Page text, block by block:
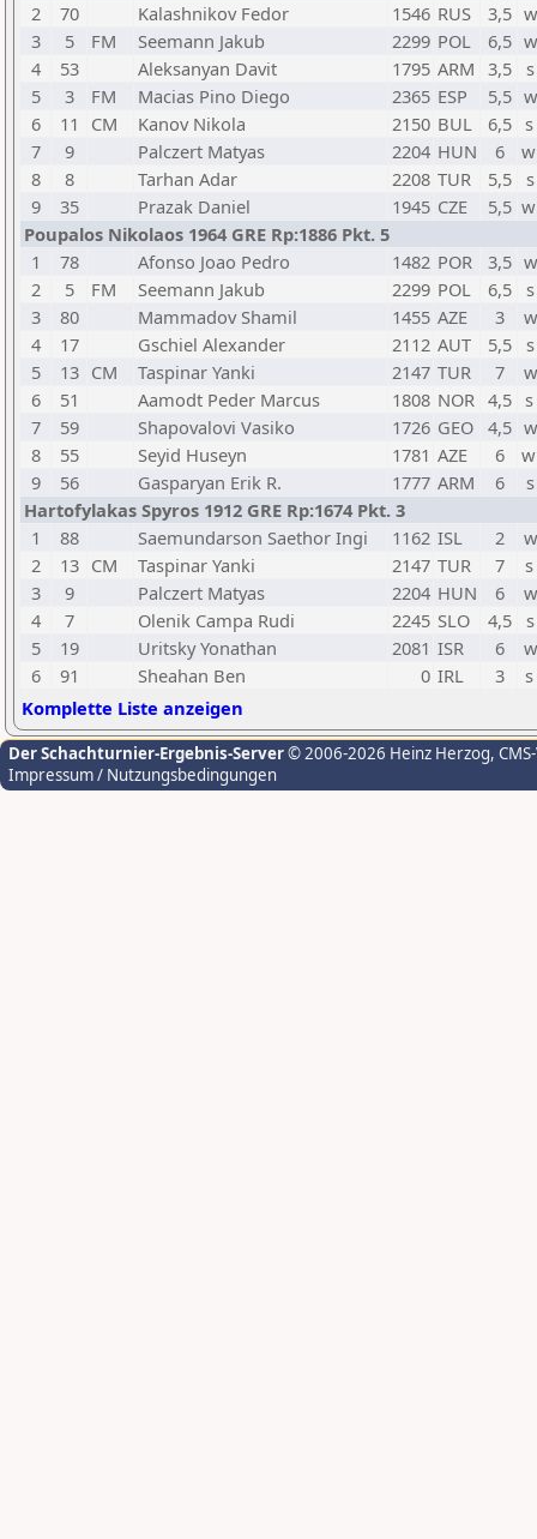
2
70 Kalashnikov Fedor 1546 RUS 3,5
3
5 FM Seemann Jakub 2299 POL 6,5
4
53 Aleksanyan Davit 1795 ARM 3,5
5
3 FM Macias Pino Diego 2365 ESP 5,5
6
11 CM Kanov Nikola 2150 BUL 6,5
7
9 Palczert Matyas 2204 HUN 6
8
8 Tarhan Adar 2208 TUR 5,5
9
35 Prazak Daniel 1945 CZE 5,5
Poupalos Nikolaos 1964 GRE Rp:1886 Pkt. 5
1
78 Afonso Joao Pedro 1482 POR 3,5
2
5 FM Seemann Jakub 2299 POL 6,5
3
80 Mammadov Shamil 1455 AZE 3
4
17 Gschiel Alexander 2112 AUT 5,5
5
13 CM Taspinar Yanki 2147 TUR 7
6
51 Aamodt Peder Marcus 1808 NOR 4,5
7
59 Shapovalovi Vasiko 1726 GEO 4,5
8
55 Seyid Huseyn 1781 AZE 6
9
56 Gasparyan Erik R. 1777 ARM 6
Hartofylakas Spyros 1912 GRE Rp:1674 Pkt. 3
1
88 Saemundarson Saethor Ingi 1162 ISL 2
2
13 CM Taspinar Yanki 2147 TUR 7
3
9 Palczert Matyas 2204 HUN 6
4
7 Olenik Campa Rudi 2245 SLO 4,5
5
19 Uritsky Yonathan 2081 ISR 6
6
91 Sheahan Ben 0 IRL 3
Komplette Liste anzeigen
Der Schachturnier-Ergebnis-Server© 2006-2026 Heinz Herzog,
Impressum / Nutzungsbedingungen